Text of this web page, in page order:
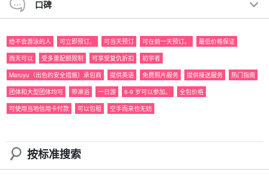
趣的地形。
建议。
◆包含免费照片数据
包括免费租用的旅游装备
旅行团参与者福利页面介绍。
参与日期。前一天 18:00 前不收取取消费用
口碑
给不会游泳的人 可立即预订。 可当天预订 可在前一天预订。
最低价格保证
雨天可以
受多重配额限制 可享受复仇折扣
初学者
Maruyu（出色的安全措施）承包商
提供英语 免费照片服务 提供接送服务
热门指南
团体和大型团体均可
带淋浴 一日游 6-9 岁可以参加。
全包价格
可使用当地信用卡付款
可以包租 空手而来也无妨
按标准搜索